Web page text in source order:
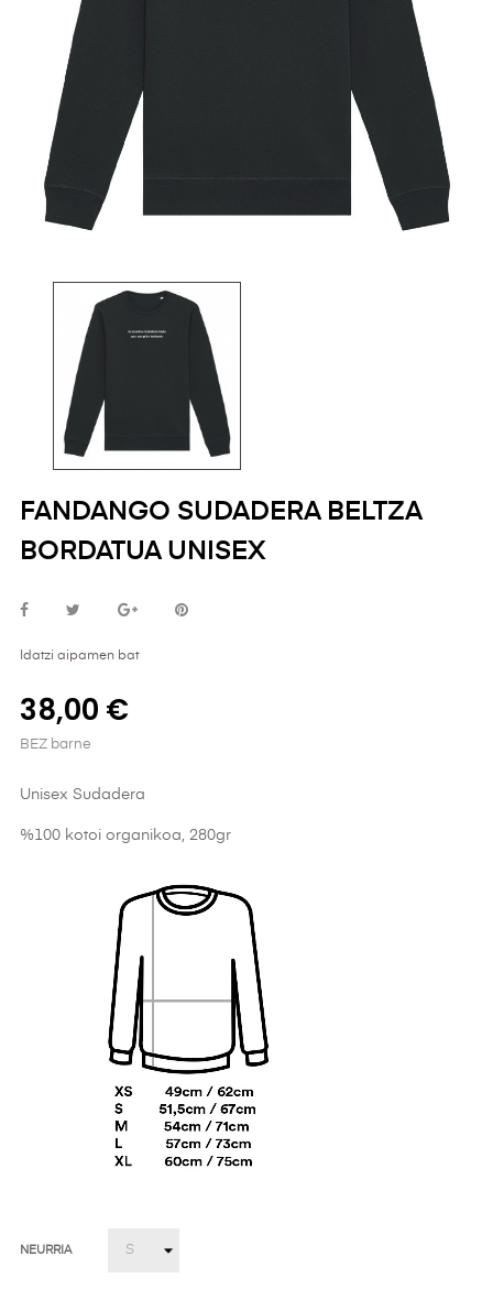
FANDANGO SUDADERA BELTZA
BORDATUA UNISEX
Idatzi aipamen bat
38,00 €
BEZ barne
Unisex Sudadera
%100 kotoi organikoa, 280gr
NEURRIA